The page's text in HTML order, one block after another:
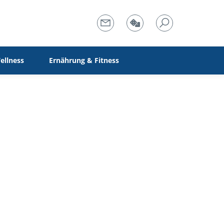
Ernährung & Fitness